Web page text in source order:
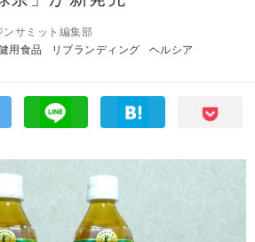
ンサミット編集部
用食品 リブランディング
ヘルシア